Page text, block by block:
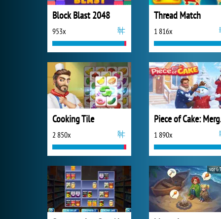
Block Blast 2048
953x
Thread Match
1 816x
Cooking Tile
2 850x 1 890x
vor 6